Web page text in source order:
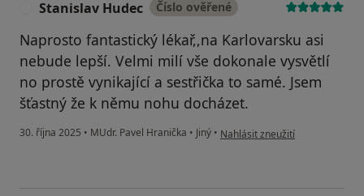
Stanislav Hudec Číslo ověřené
Naprosto fantastický lékař,,na Karlovarsku asi
nebude lepší. Velmi milí vše dokonale vysvětlí
no prostě vynikající a sestřička to samé. Jsem
šťastný že k němu nohu docházet.
30. října 2025 • MUdr. Pavel Hranička • Jiný • podle názoru uživatele
Nahlásit zneužití